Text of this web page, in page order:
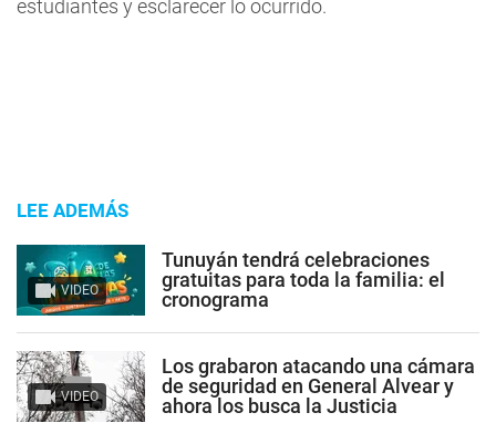
estudiantes y esclarecer lo ocurrido.
LEE ADEMÁS
VIDEO
Tunuyán tendrá celebraciones
gratuitas para toda la familia: el
cronograma
VIDEO
Los grabaron atacando una cámara
de seguridad en General Alvear y
ahora los busca la Justicia